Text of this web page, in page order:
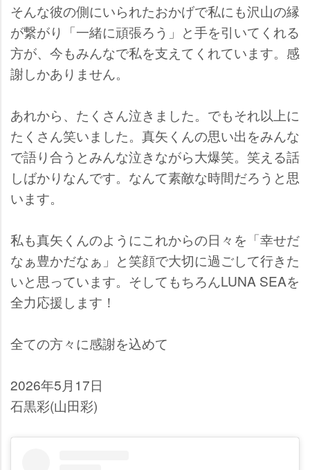
そんな彼の側にいられたおかげで私にも沢山の縁
が繋がり「一緒に頑張ろう」と手を引いてくれる
方が、今もみんなで私を支えてくれています。感
謝しかありません。
あれから、たくさん泣きました。でもそれ以上に
たくさん笑いました。真矢くんの思い出をみんな
で語り合うとみんな泣きながら大爆笑。笑える話
しばかりなんです。なんて素敵な時間だろうと思
います。
私も真矢くんのようにこれからの日々を「幸せだ
なぁ豊かだなぁ」と笑顔で大切に過ごして行きた
いと思っています。そしてもちろんLUNA SEAを
全力応援します！
全ての方々に感謝を込めて
2026年5月17日
石黒彩(山田彩)